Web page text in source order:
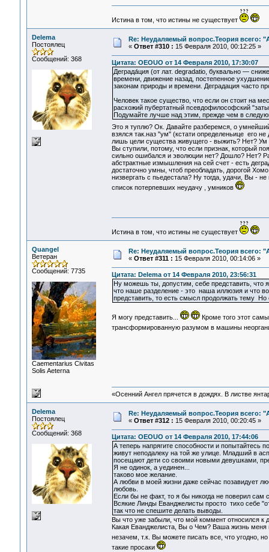
Истина в том, что истины не существует
Delema
Постоялец
Сообщений: 368
Re: Неудаляемый вопрос.Теория всего:
« Ответ #310 : 15 Февраля 2010, 00:12:25 »
Цитата: OEOUO от 14 Февраля 2010, 17:30:07
Деграда́ция (от лат. degradatio, буквально —
времени, движение назад, постепенное
законам природы и времени. Деградация часто
Человек такое существо, что если он стоит на
расхожий пубертатный псевдофилософский
Подумайте лучше над этим, прежде чем в
Это я туплю? Ок. Давайте разберемся, о
взялся так.наз "ум" (кстати определеньице его
лишь цели существа живущего - выжить? Нет? Ум
Вы ступили, потому, что если признак, который
сильно ошибался и эволюции нет? Дошло? Нет?
абстрактные измышления на сей счет - есть
достаточно умны, чтоб преобладать, дорогой
низвергать с пьедестала? Ну тогда, удачи, Вы -
список потерпевших неудачу , умников
Истина в том, что истины не существует
Quangel
Ветеран
Сообщений: 7735
Сaementarius Civitas
Solis Aeterna
Re: Неудаляемый вопрос.Теория всего:
« Ответ #311 : 15 Февраля 2010, 00:14:06 »
Цитата: Delema от 14 Февраля 2010, 23:56:31
Ну можешь ты, допустим, себе представить, что
что наше разделение - это наша иллюзия и что
представить, то есть смысл продолжать тему Но
Я могу представить...
Кроме того этот
трансформированную разумом в машины
«Осенний Ангел прячется в дождях. В листве
Delema
Постоялец
Сообщений: 368
Re: Неудаляемый вопрос.Теория всего:
« Ответ #312 : 15 Февраля 2010, 00:20:45 »
Цитата: OEOUO от 14 Февраля 2010, 17:44:06
А теперь напрягите способности и
живут неподалеку на той же улице. Младший в
посещают дети со своими новыми девушками,
Я не одинок, а уединен...
таково мое желание.
А любви в моей жизни даже сейчас позавидует
любовь.
Если бы не факт, то я бы никогда не поверил
Всякие Линды Еванджелисты просто тихо себе
так что не спешите делать выводы.
Вы что уже забыли, что мой коммент относился к
Какая Еванджелиста, Вы о Чем? Ваша жизнь
незачем, т.к. Вы можете писать все, что угодно,
такие просаки